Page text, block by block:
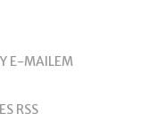
E-MAILEM
RSS